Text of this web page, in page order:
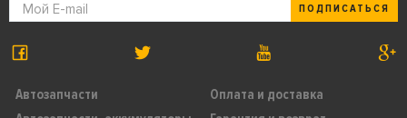
Автозапчасти
Оплата и доставка
ПОДПИСАТЬСЯ